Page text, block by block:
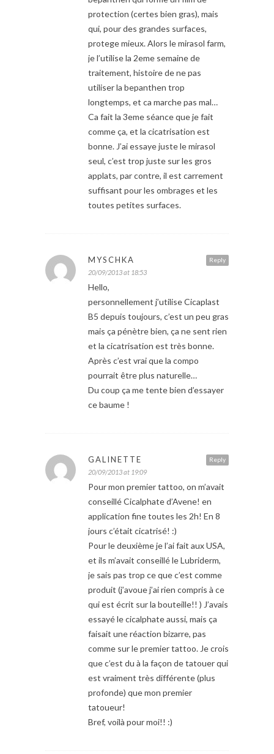
protection (certes bien gras), mais
qui, pour des grandes surfaces,
protege mieux. Alors le mirasol farm,
je l’utilise la 2eme semaine de
traitement, histoire de ne pas
utiliser la bepanthen trop
longtemps, et ca marche pas mal…
Ca fait la 3eme séance que je fait
comme ça, et la cicatrisation est
bonne. J’ai essaye juste le mirasol
seul, c’est trop juste sur les gros
applats, par contre, il est carrement
suffisant pour les ombrages et les
toutes petites surfaces.
Reply
MYSCHKA
20/09/2013 at 18:53
Hello,
personnellement j’utilise Cicaplast
B5 depuis toujours, c’est un peu gras
mais ça pénètre bien, ça ne sent rien
et la cicatrisation est très bonne.
Après c’est vrai que la compo
pourrait être plus naturelle…
Du coup ça me tente bien d’essayer
ce baume !
Reply
GALINETTE
20/09/2013 at 19:09
Pour mon premier tattoo, on m’avait
conseillé Cicalphate d’Avene! en
application fine toutes les 2h! En 8
jours c’était cicatrisé! :)
Pour le deuxième je l’ai fait aux USA,
et ils m’avait conseillé le Lubriderm,
je sais pas trop ce que c’est comme
produit (j’avoue j’ai rien compris à ce
qui est écrit sur la bouteille!! ) J’avais
essayé le cicalphate aussi, mais ça
faisait une réaction bizarre, pas
comme sur le premier tattoo. Je crois
que c’est du à la façon de tatouer qui
est vraiment très différente (plus
profonde) que mon premier
tatoueur!
Bref, voilà pour moi!! :)